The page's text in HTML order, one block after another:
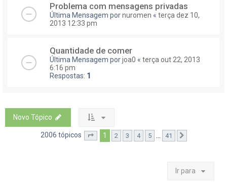
Problema com mensagens privadas
Última Mensagem pornuromen « terça dez 10,
2013 12:33 pm
Quantidade de comer
Última Mensagem porjoa0 « terça out 22, 2013
6:16 pm
Respostas: 1
Novo Tópico
2006 tópicos Página1 de
1 2 3 4 5 ... 41
Ir para